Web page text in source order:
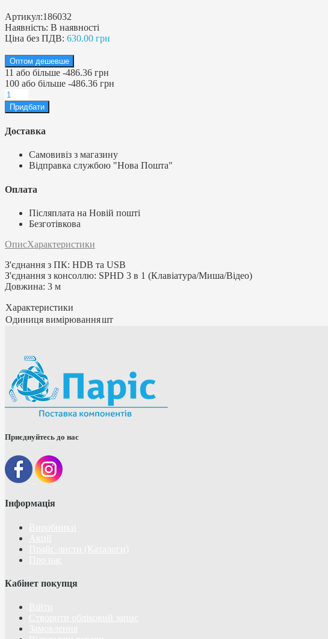
Артикул:186032
Наявність: В наявності
Ціна без ПДВ: 630.00 грн
Оптом дешевше
11 або більше -486.36 грн
100 або більше -486.36 грн
Доставка
Самовивіз з магазину
Відправка службою "Нова Пошта"
Оплата
Післяплата на Новій пошті
Безготівкова
ОписХарактеристики
З'єднання з ПК: HDB та USB
З'єднання з консоллю: SPHD 3 в 1 (Клавіатура/Миша/Відео)
Довжина: 3 м
Характеристики
Одиниця вимірюванняшт
Приєднуйтесь до нас
Інформація
Кабінет покупця